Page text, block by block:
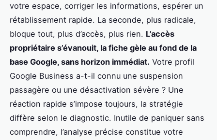
votre espace, corriger les informations, espérer un
rétablissement rapide. La seconde, plus radicale,
bloque tout, plus d’accès, plus rien. L’accès
propriétaire s’évanouit, la fiche gèle au fond de la
base Google, sans horizon immédiat. Votre profil
Google Business a-t-il connu une suspension
passagère ou une désactivation sévère ? Une
réaction rapide s’impose toujours, la stratégie
diffère selon le diagnostic. Inutile de paniquer sans
comprendre, l’analyse précise constitue votre